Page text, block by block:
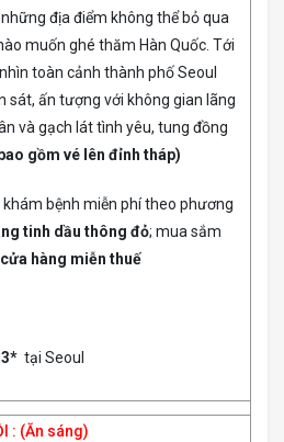
địa điểm không thể bỏ qua
muốn ghé thăm Hàn Quốc. Tới
toàn cảnh thành phố Seoul
sát, ấn tượng với không gian lãng
và gạch lát tình yêu, tung đồng
gồm vé lên đỉnh tháp)
khám bệnh miễn phí theo phương
tinh dầu thông đỏ; mua sắm
hàng miễn thuế
3* tại Seoul
: (Ăn sáng)